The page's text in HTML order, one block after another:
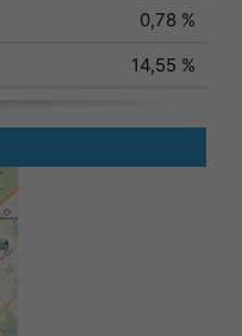
0,78 %
14,55 %